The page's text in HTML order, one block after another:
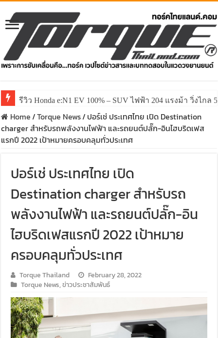
รีวิว Honda e:N1 EV 100% – SUV ไฟฟ้า 204 แรงม้า วิ่งไกล
รีวิว ลองขับ All New GWM HAVAL H6 ปรับโฉมหน้าใหม่
Home/Torque News/ ปอร์เช่ ประเทศไทย เปิด Destination
charger สำหรับรถพลังงานไฟฟ้า และรถยนต์ปลั๊ก-อินไฮบริดเฟส
แรกปี 2022 เป้าหมายครอบคลุมทั่วประเทศ
ปอร์เช่ ประเทศไทย เปิด
Destination charger สำหรับรถ
พลังงานไฟฟ้า และรถยนต์ปลั๊ก-อิน
ไฮบริดเฟสแรกปี 2022 เป้าหมาย
ครอบคลุมทั่วประเทศ
Torque Thailand
February 28, 2022
Torque News,ข่าวประชาสัมพันธ์